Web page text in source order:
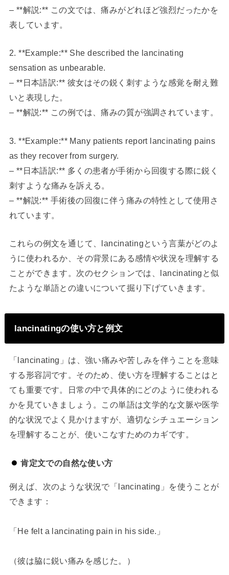
– **解説:** この文では、痛みがどれほど強烈だったかを
表しています。
2. **Example:** She described the lancinating
sensation as unbearable.
– **日本語訳:** 彼女はその鋭く刺すような感覚を耐え難
いと表現した。
– **解説:** この例では、痛みの質が強調されています。
3. **Example:** Many patients report lancinating pains
as they recover from surgery.
– **日本語訳:** 多くの患者が手術から回復する際に鋭く
刺すような痛みを訴える。
– **解説:** 手術後の回復に伴う痛みの特性として使用さ
れています。
これらの例文を通じて、lancinatingという言葉がどのよ
うに使われるか、その背景にある感情や状況を理解する
ことができます。次のセクションでは、lancinatingと似
たような単語との違いについて掘り下げていきます。
lancinatingの使い方と例文
「lancinating」は、強い痛みや苦しみを伴うことを意味
する形容詞です。そのため、使い方を理解することはと
ても重要です。日常の中で具体的にどのように使われる
かを見ていきましょう。この単語は文学的な文脈や医学
的な状況でよく見かけますが、適切なシチュエーション
を理解することが、使いこなすためのカギです。
肯定文での自然な使い方
例えば、次のような状況で「lancinating」を使うことが
できます：
「He felt a lancinating pain in his side.」
（彼は脇に鋭い痛みを感じた。）